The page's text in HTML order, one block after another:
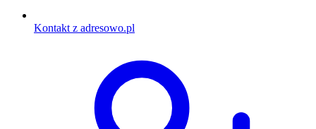
Kontakt z adresowo.pl